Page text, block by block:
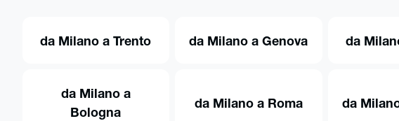
da Milano a Trento da Milano a Genova da
da Milano a
Bologna
da Milano a Roma da